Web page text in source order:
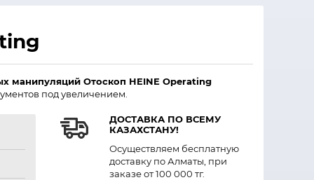
манипуляций Отоскоп HEINE Operating
под увеличением.
ДОСТАВКА ПО ВСЕМУ
КАЗАХСТАНУ!
Осуществляем бесплатную
доставку по Алматы, при
заказе от 100 000 тг.